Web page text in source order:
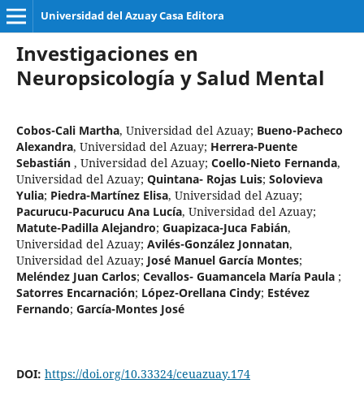
Universidad del Azuay Casa Editora
Investigaciones en
Neuropsicología y Salud Mental
Cobos-Cali Martha, Universidad del Azuay; Bueno-Pacheco
Alexandra, Universidad del Azuay; Herrera-Puente
Sebastián , Universidad del Azuay; Coello-Nieto Fernanda,
Universidad del Azuay; Quintana- Rojas Luis; Solovieva
Yulia; Piedra-Martínez Elisa, Universidad del Azuay;
Pacurucu-Pacurucu Ana Lucía, Universidad del Azuay;
Matute-Padilla Alejandro; Guapizaca-Juca Fabián,
Universidad del Azuay; Avilés-González Jonnatan,
Universidad del Azuay; José Manuel García Montes;
Meléndez Juan Carlos; Cevallos- Guamancela María Paula ;
Satorres Encarnación; López-Orellana Cindy; Estévez
Fernando; García-Montes José
DOI: https://doi.org/10.33324/ceuazuay.174